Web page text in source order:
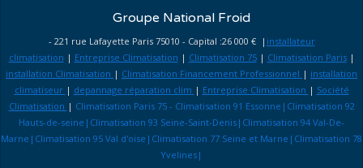
Groupe National Froid
- 221 rue Lafayette Paris 75010 - Capital :26 000 € | installateur
climatisation | Entreprise Climatisation | Climatisation 75| Climatisation Paris|
installation Climatisation | Climatisation Financement Professionnel | installation
climatiseur | depannage réparation clim | Entreprise Climatisation | Société
Climatisation | Climatisation Paris 75 - Climatisation 91 Essonne|Climatisation 92
Hauts-de-seine|Climatisation 93 Seine-Saint-Denis|Climatisation 94 Val-De-
Marne|Climatisation 95 Val d'oise|Climatisation 77 Seine et Marne|Climatisation 78
Yvelines|